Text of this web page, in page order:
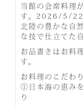
当館の会席料理
す。2026/5/22
北陸の豊かな自
な技で仕立てた
お品書きはお料
す。
お料理のこだわり
①日本海の恵み
り